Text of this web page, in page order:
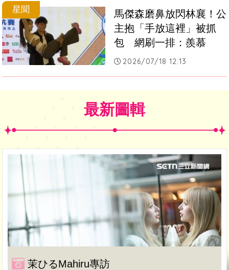
星聞
馬傑森磨鼻放閃林襄！公
主抱「手放這裡」被抓
包　網刷一排：羨慕
2026/07/18 12:13
最新圖輯
茉ひるMahiru專訪